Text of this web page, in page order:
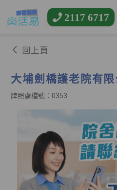
2117 6717
回上頁
大埔劍橋護老院有
牌照處檔號：0353